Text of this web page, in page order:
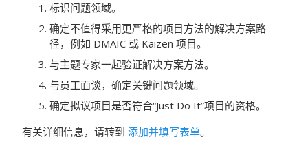
标识问题领域。
确定不值得采用更严格的项目方法的解决方案路
径，例如 DMAIC 或 Kaizen 项目。
与主题专家一起验证解决方案方法。
与员工面谈，确定关键问题领域。
确定拟议项目是否符合“Just Do It”项目的资格。
有关详细信息，请转到 添加并填写表单。